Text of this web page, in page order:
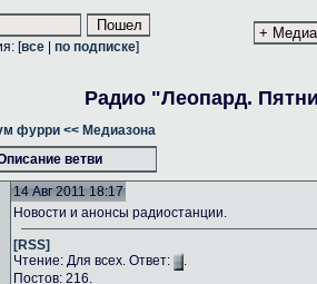
[все по подписке]
Радио "Леопард.
фурри << Медиазона
ветви
14 Авг 2011 18:17
Новости и анонсы радиостанции.
[RSS]
Чтение: Для всех. Ответ:
.
Постов: 216.